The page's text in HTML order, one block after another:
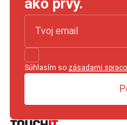
ako prvý.
Súhlasím so zásadami